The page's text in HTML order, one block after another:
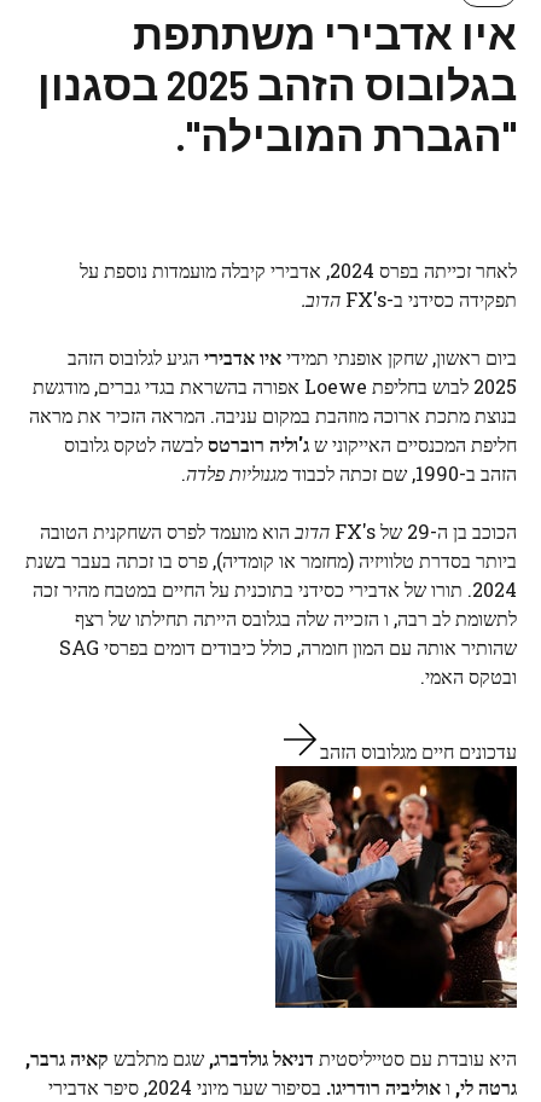
איו אדבירי משתתפת
בגלובוס הזהב 2025 בסגנון
"הגברת המובילה".
לאחר זכייתה בפרס 2024, אדבירי קיבלה מועמדות נוספת על
תפקידה כסידני ב-FX's
הדוב.
ביום ראשון, שחקן אופנתי תמידיאיו אדבירי הגיע לגלובוס הזהב
2025 לבוש בחליפת Loewe אפורה בהשראת בגדי גברים, מודגשת
בנוצת מתכת ארוכה מוזהבת במקום עניבה. המראה הזכיר את מראה
חליפת המכנסיים האייקוני שג'וליה רוברטסלבשה לטקס גלובוס
הזהב ב-1990, שם זכתה לכבוד
מגנוליות פלדה.
הכוכב בן ה-29 של FX's הדובהוא מועמד לפרס השחקנית הטובה
ביותר בסדרת טלוויזיה (מחזמר או קומדיה), פרס בו זכתה בעבר בשנת
2024. תורו של אדבירי כסידני בתוכנית על החיים במטבח מהיר זכה
לתשומת לב רבה, ו הזכייה שלה בגלובס הייתה תחילתו של רצף
שהותיר אותה עם המון חומרה, כולל כיבודים דומים בפרסי SAG
ובטקס האמי.
עדכונים חיים מגלובוס הזהב
היא עובדת עם סטייליסטית דניאל גולדברג, שגם מתלבש קאיה גרבר,
גרטה לי, ואוליביה רודריגו. בסיפור שער מיוני 2024, סיפר אדבירי